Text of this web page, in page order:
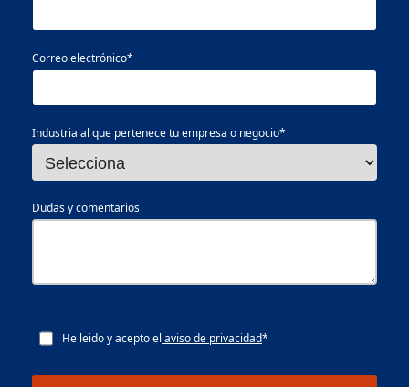
Correo electrónico*
Industria al que pertenece tu empresa o negocio*
Dudas y comentarios
He leido y acepto el aviso de privacidad*